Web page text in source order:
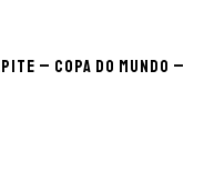
– Copa do Mundo –